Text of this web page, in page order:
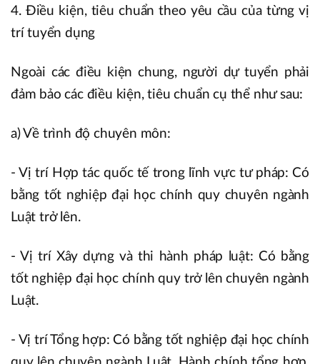
4. Điều kiện, tiêu chuẩn theo yêu cầu của từng vị
trí tuyển dụng
Ngoài các điều kiện chung, người dự tuyển phải
đảm bảo các điều kiện, tiêu chuẩn cụ thể như sau:
a) Về trình độ chuyên môn:
- Vị trí Hợp tác quốc tế trong lĩnh vực tư pháp: Có
bằng tốt nghiệp đại học chính quy chuyên ngành
Luật trở lên.
- Vị trí Xây dựng và thi hành pháp luật: Có bằng
tốt nghiệp đại học chính quy trở lên chuyên ngành
Luật.
- Vị trí Tổng hợp: Có bằng tốt nghiệp đại học chính